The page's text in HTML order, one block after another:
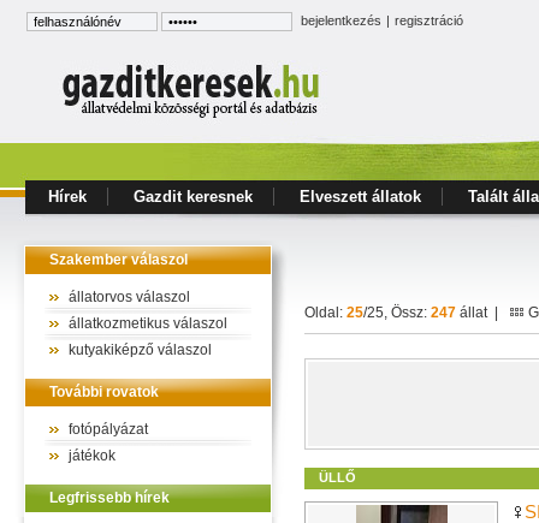
bejelentkezés | regisztráció
Hírek Gazdit keresnek Elveszett állatok Talált
Szakember válaszol
állatorvos válaszol
állatkozmetikus válaszol
kutyakiképző válaszol
További rovatok
fotópályázat
játékok
Legfrissebb hírek
Oldal: 25/25, Össz: 247 állat |
ÜLLŐ